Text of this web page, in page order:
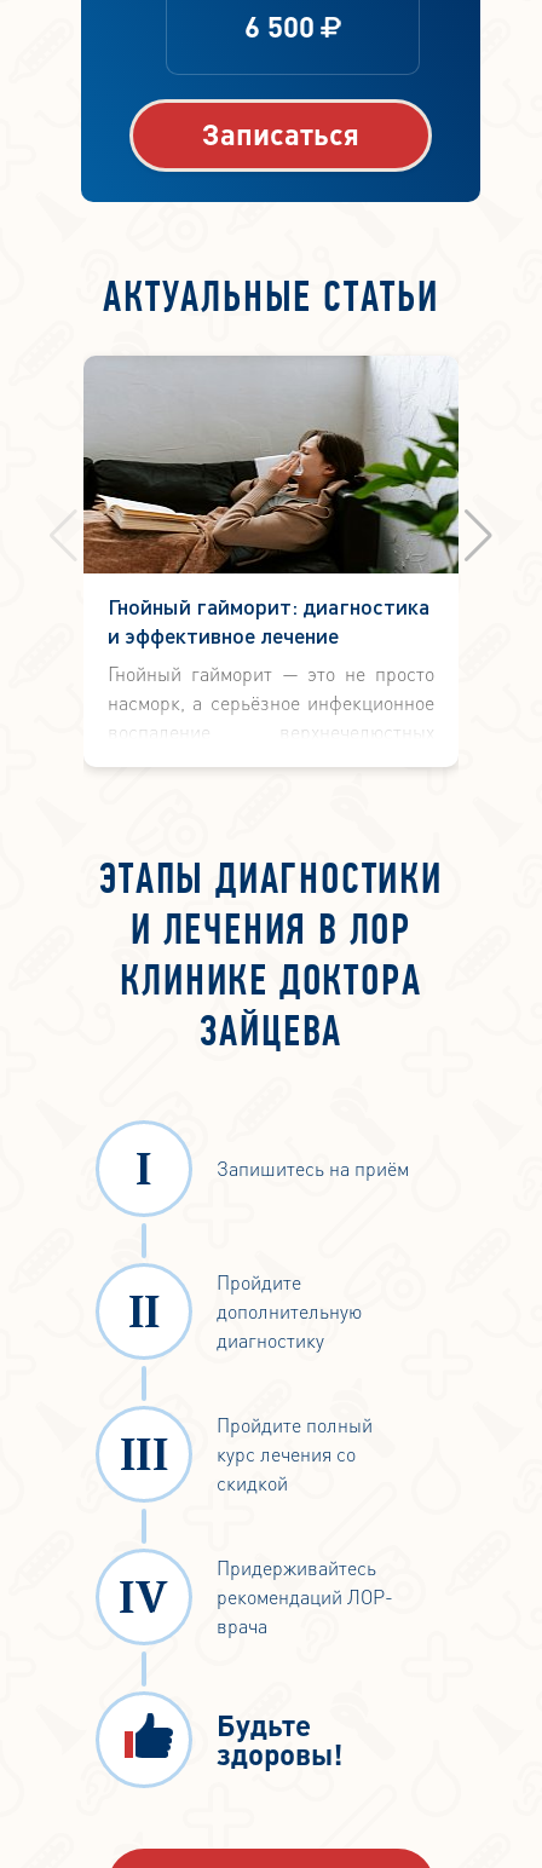
6 500
Записаться
АКТУАЛЬНЫЕ СТАТЬИ
Гнойный гайморит: диагностика
и эффективное лечение
Гнойный гайморит — это не просто
насморк, а серьёзное инфекционное
воспаление верхнечелюстных
ЭТАПЫ ДИАГНОСТИКИ
И ЛЕЧЕНИЯ В ЛОР
КЛИНИКЕ ДОКТОРА
ЗАЙЦЕВА
Запишитесь на приём
Пройдите
дополнительную
диагностику
Пройдите полный
курс лечения со
скидкой
Придерживайтесь
рекомендаций ЛОР-
врача
Будьте
здоровы!